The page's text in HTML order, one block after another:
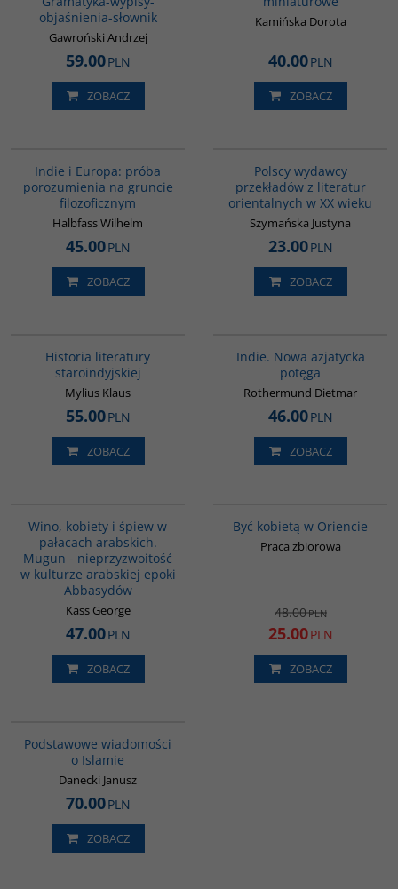
objaśnienia-słownik
Gawroński Andrzej
59.00PLN
ZOBACZ
Kamińska Dorota
40.00PLN
ZOBACZ
Indie i Europa: próba
porozumienia na gruncie
filozoficznym
Halbfass Wilhelm
45.00PLN
ZOBACZ
Polscy wydawcy
przekładów z literatur
orientalnych w XX wieku
Szymańska Justyna
23.00PLN
ZOBACZ
Historia literatury
staroindyjskiej
Mylius Klaus
55.00PLN
ZOBACZ
Indie. Nowa azjatycka
potęga
Rothermund Dietmar
46.00PLN
ZOBACZ
Wino, kobiety i śpiew w
pałacach arabskich.
Mugun - nieprzyzwoitość
w kulturze arabskiej epoki
Abbasydów
Kass George
47.00PLN
ZOBACZ
Być kobietą w Oriencie
Praca zbiorowa
48.00PLN
25.00PLN
ZOBACZ
Podstawowe wiadomości
o Islamie
Danecki Janusz
70.00PLN
ZOBACZ